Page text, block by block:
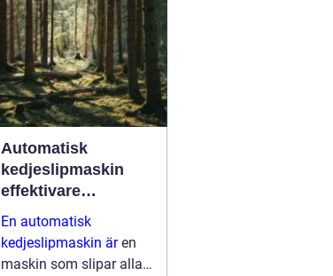
Automatisk
kedjeslipmaskin
effektivare
skogsarbete med
jämnare resultat
En automatisk
kedjeslipmaskin ären
maskin som slipar alla